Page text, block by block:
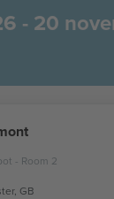
- 20
- Room 2
GB